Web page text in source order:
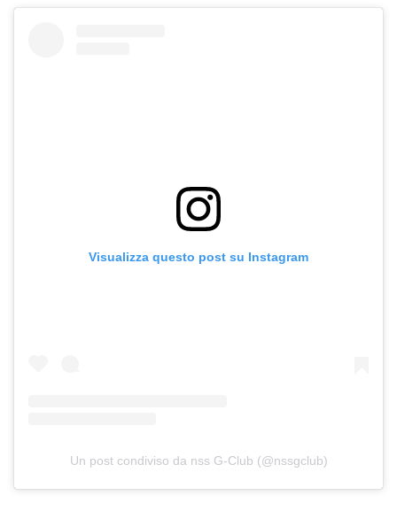
Visualizza questo post su Instagram
Un post condiviso da nss G-Club (@nssgclub)